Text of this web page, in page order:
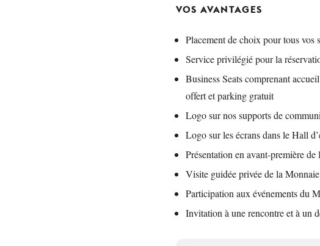
VOS AVANTAGES
Placement de choix pour tous vos
Service privilégié pour la
Business Seats comprenant
offert et parking gratuit
Logo sur nos supports de
Logo sur les écrans dans le Hall
Présentation en avant-première
Visite guidée privée de la Monnaie
Participation aux événements du
Invitation à une rencontre et à un